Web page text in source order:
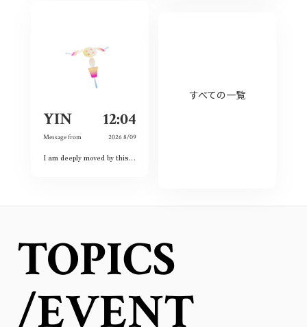
YIN 12:04
Message from 2026 8/09
I am deeply moved by this exhibition because I have witnessed the spirit of courage and never-give-up among the land and the people. Although this city had once completely destroyed, but the people still believed the future and ordinary lives. That’s what I love this city so much and today is my second time visiting Hiroshima 🥰❤️
すべての一覧
TOPICS
/EVENT